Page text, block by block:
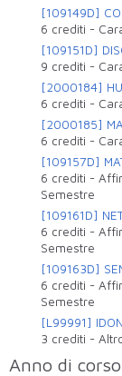
[109149D]
6 crediti -
[109151D]
9 crediti -
[2000184]
6 crediti -
[2000185]
6 crediti -
[109157D]
6 crediti -
Semestre
[109161D]
6 crediti -
Semestre
[109163D]
6 crediti -
Semestre
[L99991]
3 crediti -
Anno di